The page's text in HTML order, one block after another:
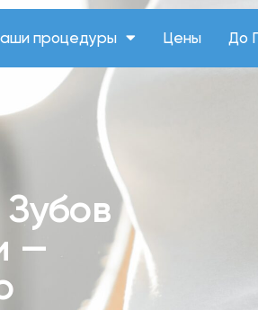
процедуры Цены До
—